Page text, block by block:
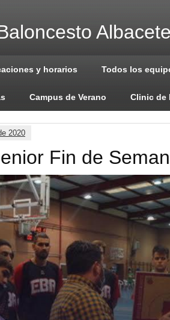
y horarios Todos los
Campus de Verano Clinic de
2020
Fin de